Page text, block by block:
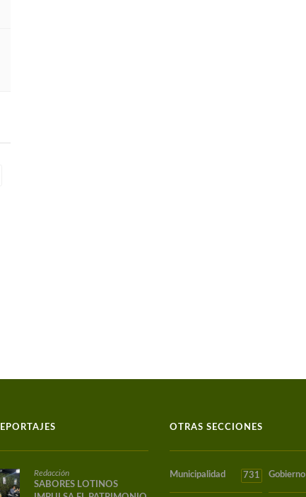
Redacción
SABORES LOTINOS
OTRAS SECCIONES
Municipalidad 731 Gobierno